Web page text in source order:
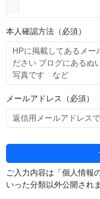
本人確認方法（必須）
メールアドレス（必須）
ご入力内容は「個人情報
いった分類以外公開され